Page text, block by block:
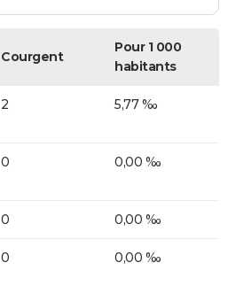
Courgent
Pour 1 000
habitants
2 5,77 ‰
0 0,00 ‰
0 0,00 ‰
0 0,00 ‰